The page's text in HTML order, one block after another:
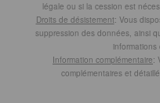
légale ou si la cession est
Droits de désistement: Vous
suppression des données, ainsi
informations
Information complémentaire:
complémentaires et